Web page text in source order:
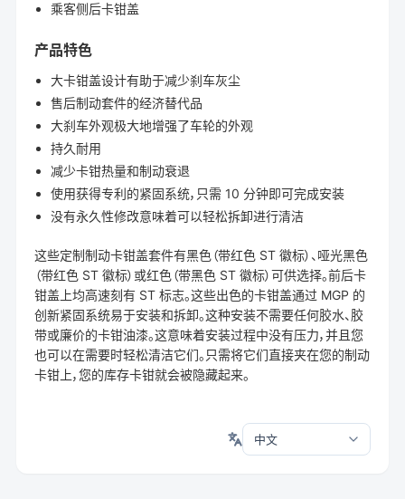
乘客侧后卡钳盖
产品特色
大卡钳盖设计有助于减少刹车灰尘
售后制动套件的经济替代品
大刹车外观极大地增强了车轮的外观
持久耐用
减少卡钳热量和制动衰退
使用获得专利的紧固系统，只需 10 分钟即可完成安装
没有永久性修改意味着可以轻松拆卸进行清洁
这些定制制动卡钳盖套件有黑色（带红色 ST 徽标）、哑光黑色
（带红色 ST 徽标）或红色（带黑色 ST 徽标）可供选择。前后卡
钳盖上均高速刻有 ST 标志。这些出色的卡钳盖通过 MGP 的
创新紧固系统易于安装和拆卸。这种安装不需要任何胶水、胶
带或廉价的卡钳油漆。这意味着安装过程中没有压力，并且您
也可以在需要时轻松清洁它们。只需将它们直接夹在您的制动
卡钳上，您的库存卡钳就会被隐藏起来。